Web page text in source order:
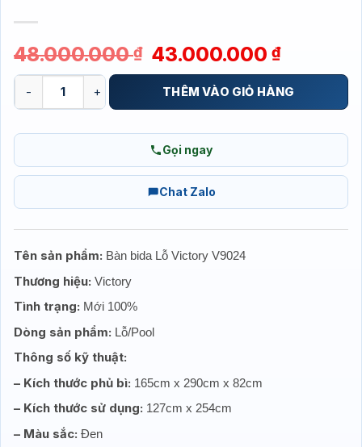
48.000.000₫ Giá
gốc
là:
48.000.000 ₫.
43.000.000₫Giá
hiện
tại
là:
BÀN BIDA LỖ/POOL VICTORY V9024 số lượng
THÊM VÀO GIỎ HÀNG
Gọi ngay
Chat Zalo
Tên sản phẩm: Bàn bida Lỗ Victory V9024
Thương hiệu: Victory
Tình trạng: Mới 100%
Dòng sản phẩm: Lỗ/Pool
Thông số kỹ thuật:
– Kích thước phủ bì: 165cm x 290cm x 82cm
– Kích thước sử dụng: 127cm x 254cm
– Màu sắc: Đen